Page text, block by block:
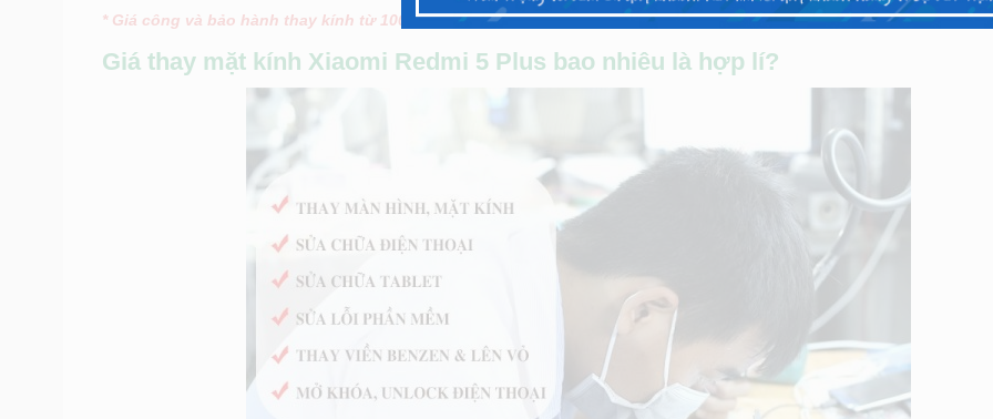
* Giá công và bảo hành thay kính từ 100.000đ – 300.000đ tùy hãng và model máy.
Giá thay mặt kính Xiaomi Redmi 5 Plus bao nhiêu là hợp lí?